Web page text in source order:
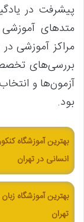
پیشرفت در
متدهای
مراکز آموزشی
بررسی‌های
آزمون‌ها و
بود.
بهترین آموزشگاه
انسانی در تهران
بهترین آموزشگاه
تهران